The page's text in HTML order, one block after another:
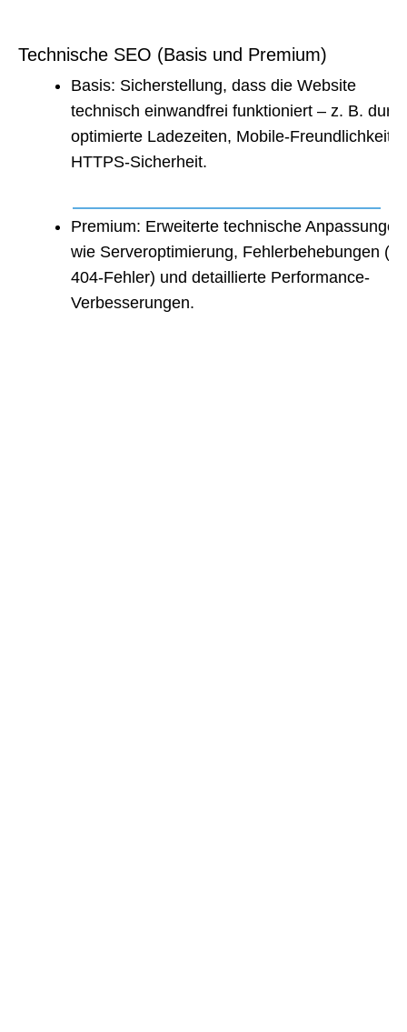
Technische SEO (Basis und Premium)
Basis: Sicherstellung, dass die Website
technisch einwandfrei funktioniert – z. B.
optimierte Ladezeiten, Mobile-Freundlichkeit
HTTPS-Sicherheit.
Premium: Erweiterte technische Anpassungen
wie Serveroptimierung, Fehlerbehebungen (z.
404-Fehler) und detaillierte Performance-
Verbesserungen.